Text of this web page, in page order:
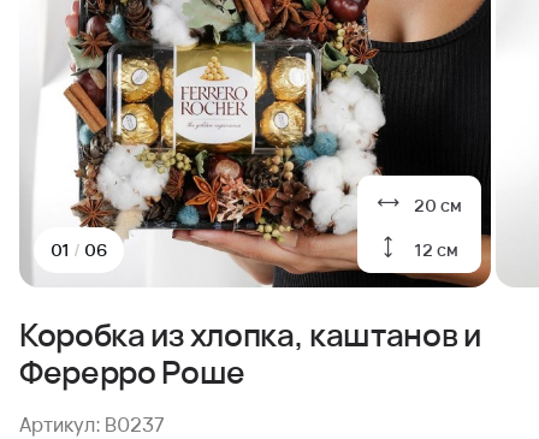
20 см
12 см
01 / 06
Коробка из хлопка, каштанов и
Ферерро Роше
Артикул: B0237